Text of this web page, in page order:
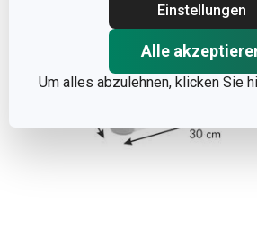
Einstellungen
Alle
Um alles abzulehnen, klicken Sie